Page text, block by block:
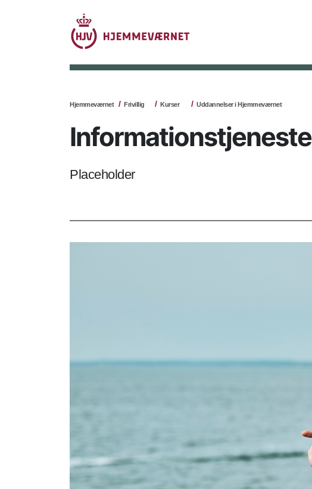
Hjemmeværnet Frivillig Kurser Uddannelser i Hjemmeværnet
Informationstjeneste
Placeholder